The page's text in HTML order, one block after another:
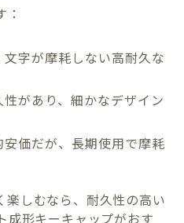
文字が摩耗しない高耐久な
があり、細かなデザイン
安価だが、長期使用で摩耗
楽しむなら、耐久性の高い
成形キーキャップがおす